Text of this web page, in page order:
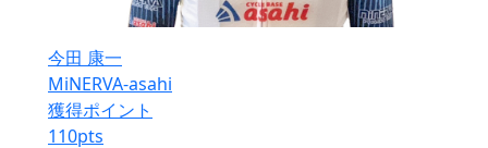
今田 康一
MiNERVA-asahi
獲得ポイント
110pts